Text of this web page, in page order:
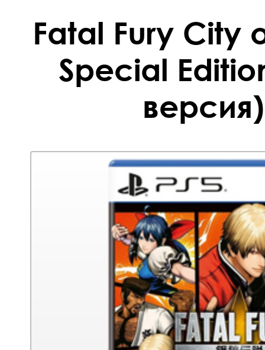
Fatal Fury City
Special